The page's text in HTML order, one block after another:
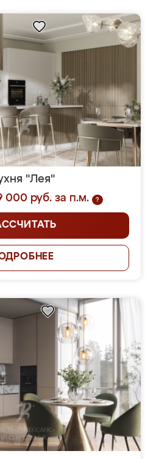
"Лея"
000 руб. за п.м.
?